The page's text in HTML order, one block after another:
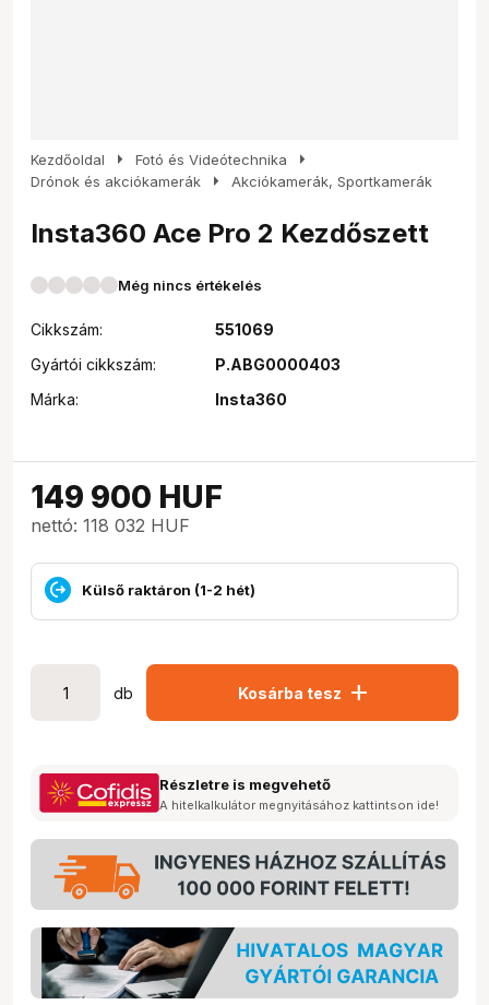
Kezdőoldal arrow_right Fotó és Videótechnika arrow_right
Drónok és akciókamerák arrow_right Akciókamerák, Sportkamerák
Insta360 Ace Pro 2 Kezdőszett
Még nincs értékelés
Cikkszám:
551069
Gyártói cikkszám:
P.ABG0000403
Márka:
Insta360
149 900 HUF
nettó: 118 032 HUF
Külső raktáron (1-2 hét)
db Kosárba tesz add
Részletre is megvehető
A hitelkalkulátor megnyitásához kattintson ide!